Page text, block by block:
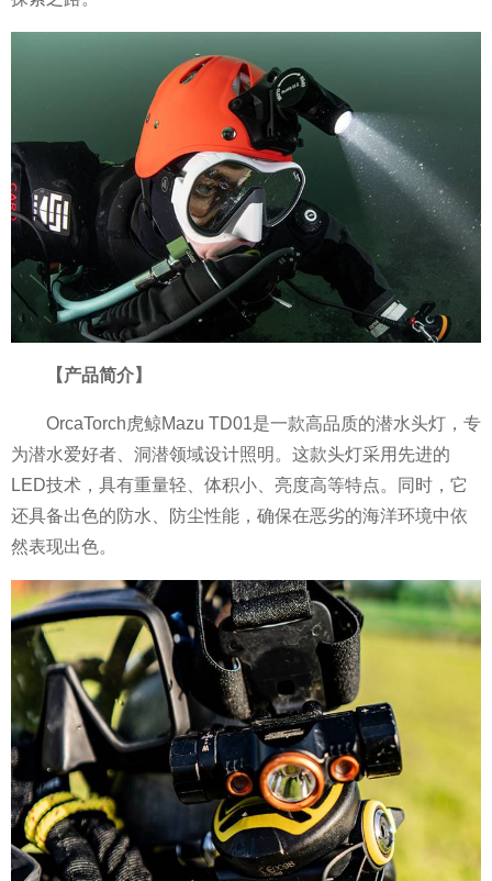
【产品简介】
OrcaTorch虎鲸Mazu TD01是一款高品质的潜水头灯，专
为潜水爱好者、洞潜领域设计照明。这款头灯采用先进的
LED技术，具有重量轻、体积小、亮度高等特点。同时，它
还具备出色的防水、防尘性能，确保在恶劣的海洋环境中依
然表现出色。